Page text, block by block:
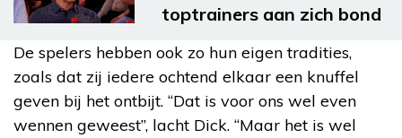
toptrainers aan zich bond
De spelers hebben ook zo hun eigen tradities,
zoals dat zij iedere ochtend elkaar een knuffel
geven bij het ontbijt. “Dat is voor ons wel even
wennen geweest”, lacht Dick. “Maar het is wel